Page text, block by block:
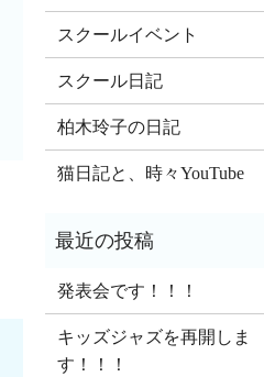
スクールイベント
スクール日記
柏木玲子の日記
猫日記と、時々YouTube
発表会です！！！
キッズジャズを再開しま
す！！！